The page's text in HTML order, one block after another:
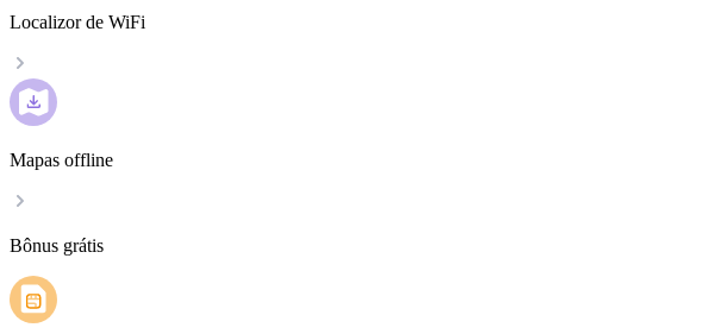
Localizor de WiFi
Mapas offline
Bônus grátis